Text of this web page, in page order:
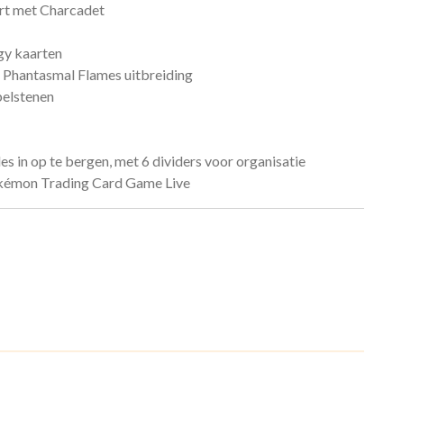
met Charcadet
kaarten
Flames uitbreiding
in op te bergen, met 6 dividers voor organisatie
Trading Card Game Live